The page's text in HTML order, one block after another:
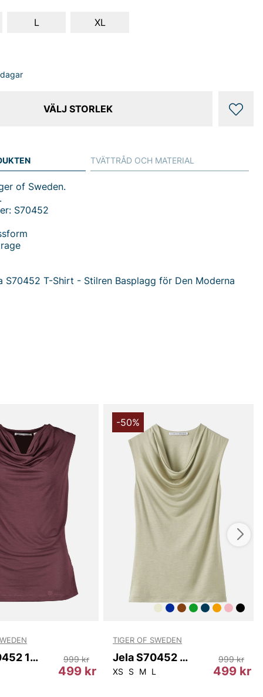
L XL
VÄLJ STORLEK
of Sweden.
S70452
S70452 T-Shirt - Stilren Basplagg för Den Moderna
jobbet, en lunch med vänner eller en lugn söndag
denna t-shirt att framhäva din personlighet.
lyocell erbjuder denna t-shirt en mjuk och lätt
Lyocell är ett miljövänligt och andningsbart
också har en naturlig glans, vilket ger plagget en
Den är lätt att sköta och behåller sin form och färg
tvättar, vilket gör den hållbar och långvarig.
är mer än bara ett basplagg - den är en investering i
mångsidighet kan den lätt kombineras med jeans,
för att skapa en rad olika outfits. Dess lätta och
gör den perfekt för både varma sommar dagar och
styling under kalla månader.
uppdatera din garderob med Jela S70452 T-Shirt.
balans mellan stil och komfort är detta plagg ett
den moderna, fashionabla kvinnan. Beställ din idag
handlar i vår webbshop. Besök oss även i vår butik i
www.vfo.se
TVÄTTRÅD OCH MATERIAL
Jela S70452 14A
499 kr
999 kr
-50%
TIGER OF SWEDEN
Jela S70452 427
XS S M L 499 kr
999 kr